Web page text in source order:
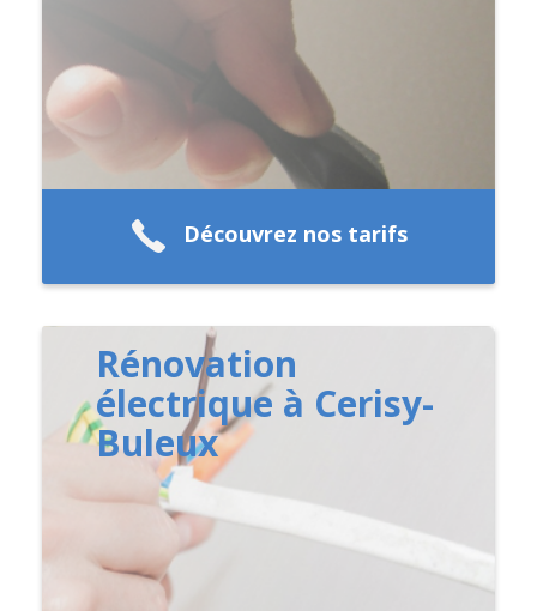
Découvrez nos tarifs
Rénovation
électrique à Cerisy-
Buleux